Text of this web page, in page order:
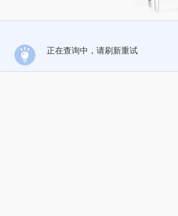
正在查询中，请刷新重试